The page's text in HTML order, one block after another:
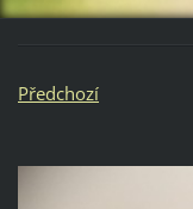
Předchozí